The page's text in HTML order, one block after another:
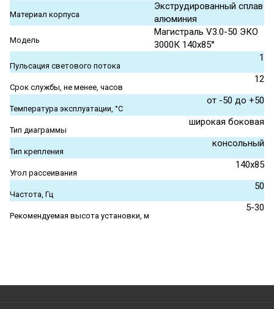
Материал корпуса
Экструдированный сплав
алюминия
Модель
Магистраль V3.0-50 ЭКО
3000К 140х85°
Пульсация светового потока
1
Срок службы, не менее, часов
12
Температура эксплуатации, °С
от -50 до +50
Тип диаграммы
широкая боковая
Тип крепления
консольный
Угол рассеивания
140х85
Частота, Гц
50
Рекомендуемая высота установки, м
5-30